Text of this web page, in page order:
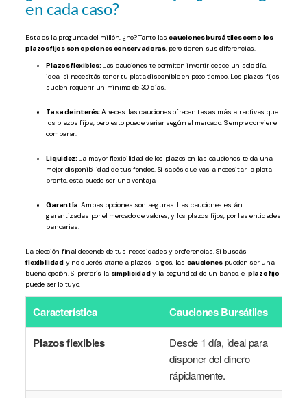
en cada caso?
Esta es la pregunta del millón, ¿no? Tanto lascauciones bursátiles como los
plazos fijos son opciones conservadoras, pero tienen sus diferencias.
Plazos flexibles: Las cauciones te permiten invertir desde un solo día,
ideal si necesitás tener tu plata disponible en poco tiempo. Los plazos fijos
suelen requerir un mínimo de 30 días.
Tasa de interés:A veces, las cauciones ofrecen tasas más atractivas que
los plazos fijos, pero esto puede variar según el mercado. Siempre conviene
comparar.
Liquidez: La mayor flexibilidad de los plazos en las cauciones te da una
mejor disponibilidad de tus fondos. Si sabés que vas a necesitar la plata
pronto, esta puede ser una ventaja.
Garantía:Ambas opciones son seguras. Las cauciones están
garantizadas por el mercado de valores, y los plazos fijos, por las entidades
bancarias.
La elección final depende de tus necesidades y preferencias. Si buscás
flexibilidady no querés atarte a plazos largos, las caucionespueden ser una
buena opción. Si preferís la simplicidady la seguridad de un banco, el plazo fijo
puede ser lo tuyo.
Característica Cauciones Bursátiles
Plazos flexibles
Desde 1 día, ideal para
disponer del dinero
rápidamente.